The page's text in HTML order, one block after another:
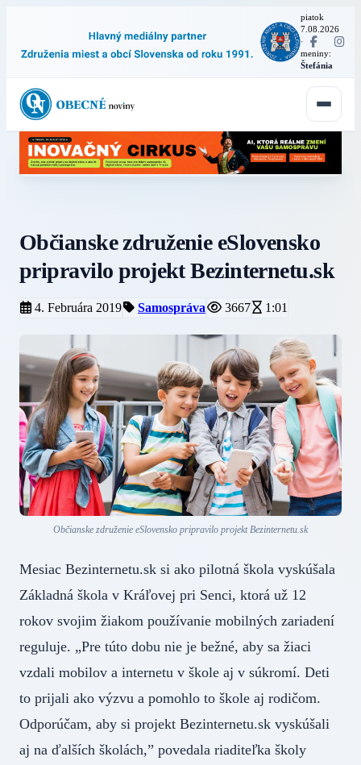
piatok
7.08.2026
·
meniny:
Štefánia
Občianske združenie eSlovensko
pripravilo projekt Bezinternetu.sk
4. Februára 2019 Samospráva 3667 1:01
Občianske združenie eSlovensko pripravilo projekt Bezinternetu.sk
Mesiac Bezinternetu.sk si ako pilotná škola vyskúšala
Základná škola v Kráľovej pri Senci, ktorá už 12
rokov svojim žiakom používanie mobilných zariadení
reguluje. „Pre túto dobu nie je bežné, aby sa žiaci
vzdali mobilov a internetu v škole aj v súkromí. Deti
to prijali ako výzvu a pomohlo to škole aj rodičom.
Odporúčam, aby si projekt Bezinternetu.sk vyskúšali
aj na ďalších školách,” povedala riaditeľka školy